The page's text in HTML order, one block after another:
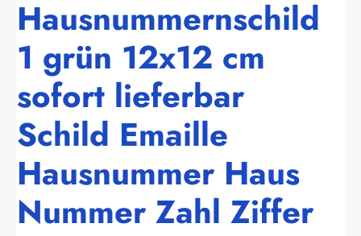
Hausnummernschild
1 grün 12x12 cm
sofort lieferbar
Schild Emaille
Hausnummer Haus
Nummer Zahl Ziffer